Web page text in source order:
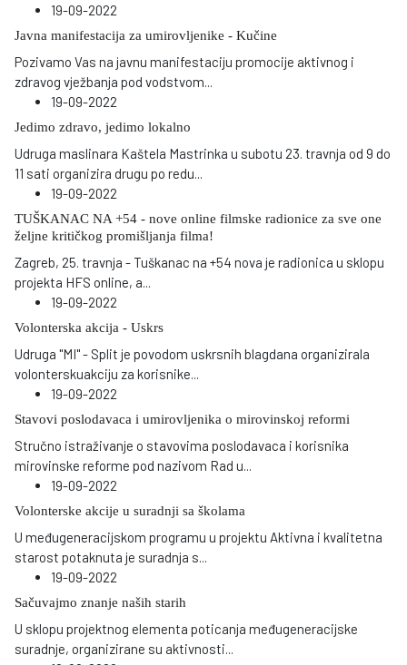
19-09-2022
Javna manifestacija za umirovljenike - Kučine
Pozivamo Vas na javnu manifestaciju promocije aktivnog i
zdravog vježbanja pod vodstvom
19-09-2022
Jedimo zdravo, jedimo lokalno
Udruga maslinara Kaštela Mastrinka u subotu 23. travnja od 9 do
11 sati organizira drugu po redu
19-09-2022
TUŠKANAC NA +54 - nove online filmske radionice za sve one
željne kritičkog promišljanja filma!
Zagreb, 25. travnja - Tuškanac na +54 nova je radionica u sklopu
projekta HFS online, a
19-09-2022
Volonterska akcija - Uskrs
Udruga "MI" - Split je povodom uskrsnih blagdana organizirala
volonterskuakciju za korisnike
19-09-2022
Stavovi poslodavaca i umirovljenika o mirovinskoj reformi
Stručno istraživanje o stavovima poslodavaca i korisnika
mirovinske reforme pod nazivom Rad u
19-09-2022
Volonterske akcije u suradnji sa školama
U međugeneracijskom programu u projektu Aktivna i kvalitetna
starost potaknuta je suradnja s
19-09-2022
Sačuvajmo znanje naših starih
U sklopu projektnog elementa poticanja međugeneracijske
suradnje, organizirane su aktivnosti